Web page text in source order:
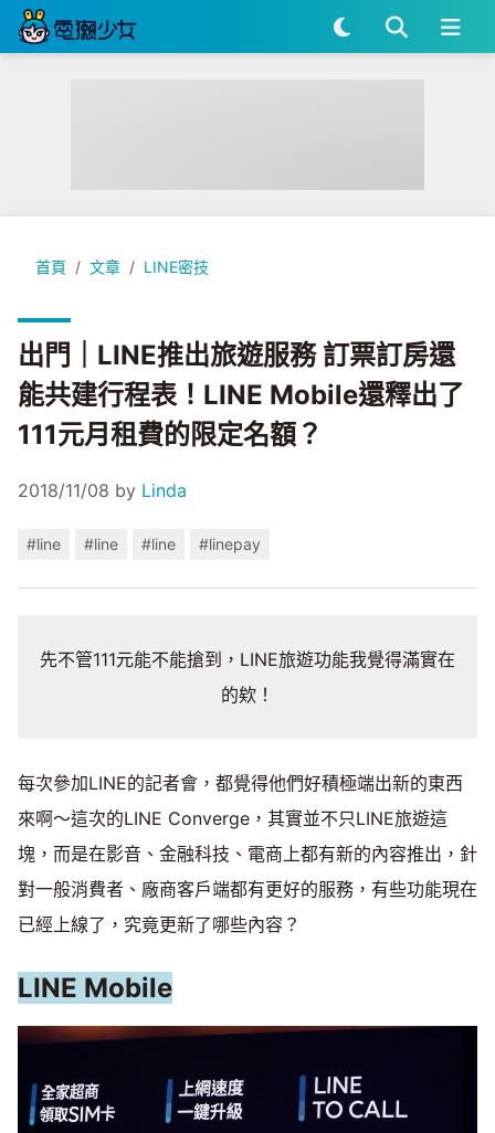
首頁 文章 LINE密技
出門｜LINE推出旅遊服務 訂票訂房還能共建行程表！LINE
出門｜LINE推出旅遊服務 訂票訂房還
能共建行程表！LINE Mobile還釋出了
111元月租費的限定名額？
2018/11/08 by Linda
#line #line #line #linepay
先不管111元能不能搶到，LINE旅遊功能我覺得滿實在
的欸！
每次參加LINE的記者會，都覺得他們好積極端出新的東西
來啊～這次的LINE Converge，其實並不只LINE旅遊這
塊，而是在影音、金融科技、電商上都有新的內容推出，針
對一般消費者、廠商客戶端都有更好的服務，有些功能現在
已經上線了，究竟更新了哪些內容？
LINE Mobile